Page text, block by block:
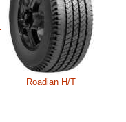
Roadian H/T